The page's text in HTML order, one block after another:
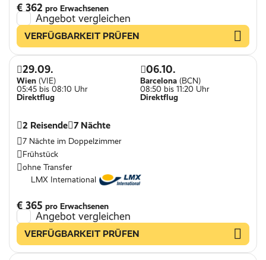
€ 362 pro Erwachsenen
Angebot vergleichen
VERFÜGBARKEIT PRÜFEN
29.09.
Wien (VIE)
05:45 bis 08:10 Uhr
Direktflug
06.10.
Barcelona (BCN)
08:50 bis 11:20 Uhr
Direktflug
2 Reisende 7 Nächte
7 Nächte im Doppelzimmer
Frühstück
ohne Transfer
LMX International
€ 365 pro Erwachsenen
Angebot vergleichen
VERFÜGBARKEIT PRÜFEN